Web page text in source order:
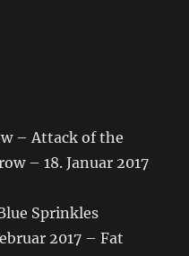
– Attack of the
– 18. Januar 2017
Sprinkles
2017 – Fat